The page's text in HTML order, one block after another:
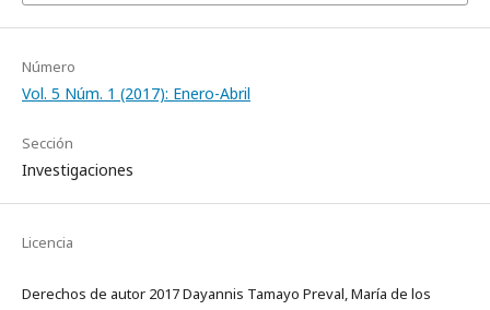
Número
Vol. 5 Núm. 1 (2017): Enero-Abril
Sección
Investigaciones
Licencia
Derechos de autor 2017 Dayannis Tamayo Preval, María de los